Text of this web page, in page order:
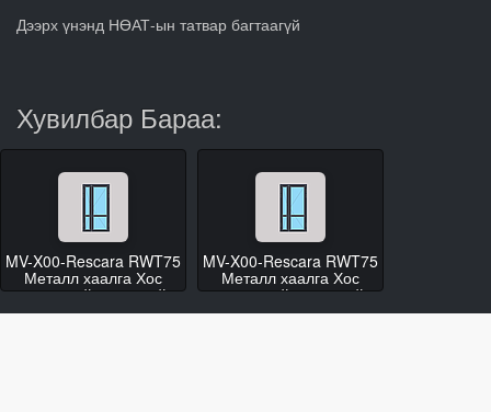
Дээрх үнэнд НӨАТ-ын татвар багтаагүй
Хувилбар Бараа:
MV-X00-Rescara RWT75
Металл хаалга Хос
хавтастай гэгээвчгүй
(H2000-2300 W1100-
MV-X00-Rescara RWT75
Металл хаалга Хос
хавтастай гэгээвчгүй
(H2000-2300 W1300-